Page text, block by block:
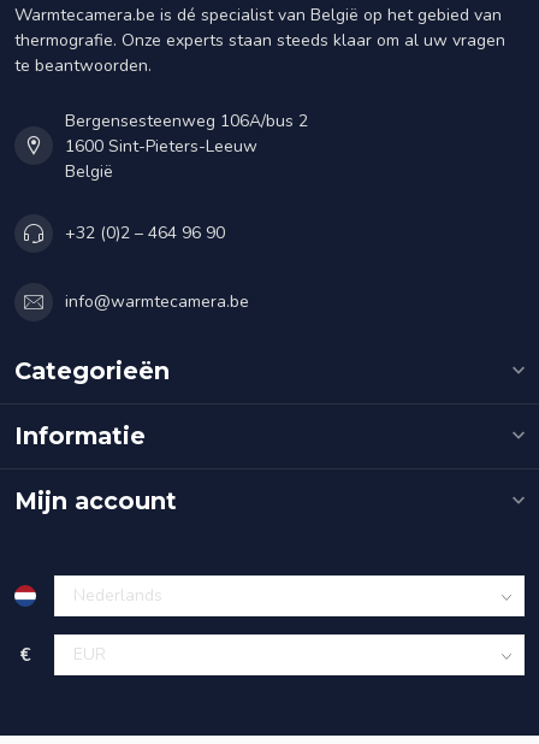
Warmtecamera.be is dé specialist van België op het gebied van
thermografie. Onze experts staan steeds klaar om al uw vragen
te beantwoorden.
Bergensesteenweg 106A/bus 2
1600 Sint-Pieters-Leeuw
België
+32 (0)2 – 464 96 90
info@warmtecamera.be
Categorieën
Informatie
Mijn account
€